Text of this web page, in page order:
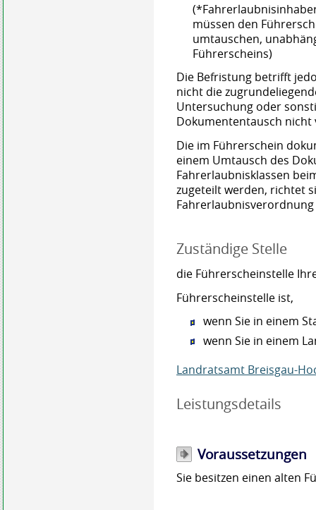
müssen den
umtauschen,
Führerscheins)
Die Befristung betrifft
nicht die
Untersuchung oder
Dokumententausch nicht
Die im Führerschein
einem Umtausch des
Fahrerlaubnisklassen
zugeteilt werden, richtet
Fahrerlaubnisverordnung
Zuständige Stelle
die Führerscheinstelle
Führerscheinstelle ist,
wenn Sie in einem
wenn Sie in einem
Landratsamt Breisgau-
Leistungsdetails
Voraussetzungen
Sie besitzen einen alten